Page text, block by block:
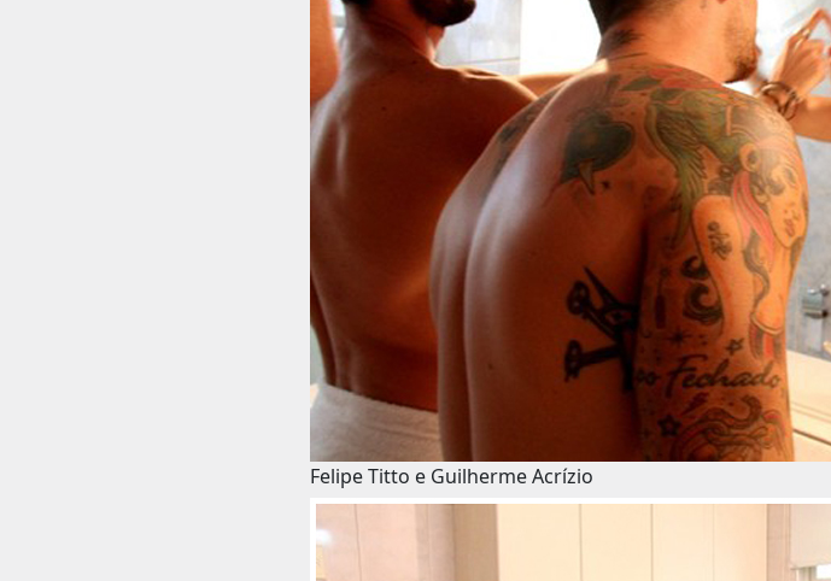
Felipe Titto e Guilherme Acrízio